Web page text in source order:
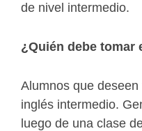
de nivel intermedio.
¿Quién debe tomar
Alumnos que
inglés intermedio.
luego de una clase